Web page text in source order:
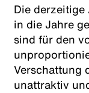
Die
in die Jahre
sind für den
Verschattung
unattraktiv